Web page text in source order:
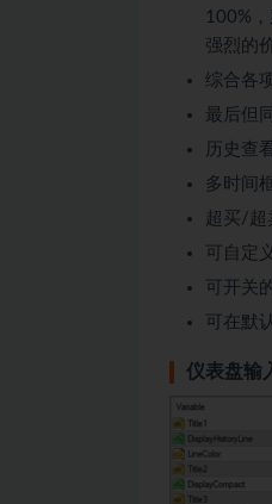
100%
强烈的
综合各
最后但
历史查
多时间
超买/超
可自定
可开关
可在默
仪表盘输